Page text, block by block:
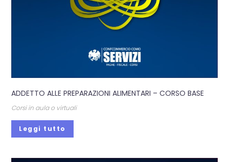
ADDETTO ALLE PREPARAZIONI ALIMENTARI – CORSO BASE
Corsi in aula o virtuali
Leggi tutto